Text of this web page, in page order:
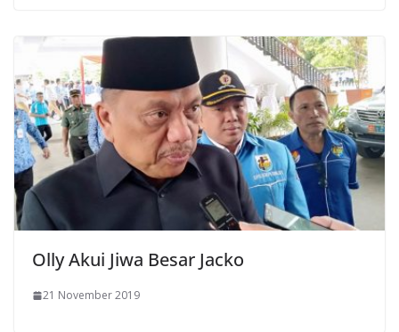
Olly Akui Jiwa Besar Jacko
21 November 2019